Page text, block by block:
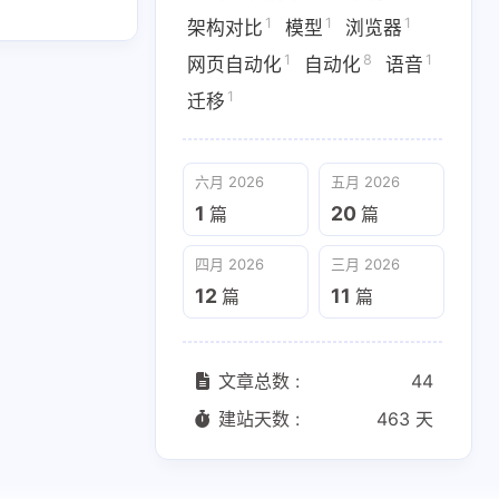
11 篇
架构对比 1 模型 1 浏览器 1
网页自动化 1 自动化 8 语音 1
迁移 1
六月 2026
1 篇
五月 2026
20 篇
四月 2026
12 篇
三月 2026
11 篇
文章总数 :
44
建站天数 :
463 天